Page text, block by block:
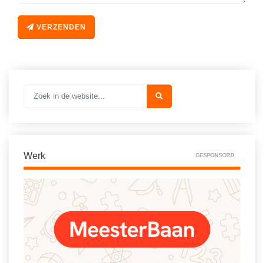
VERZENDEN
Werk GESPONSORD